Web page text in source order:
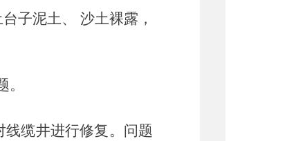
子泥土、
沙土裸露，
。
缆井进行修复。问题